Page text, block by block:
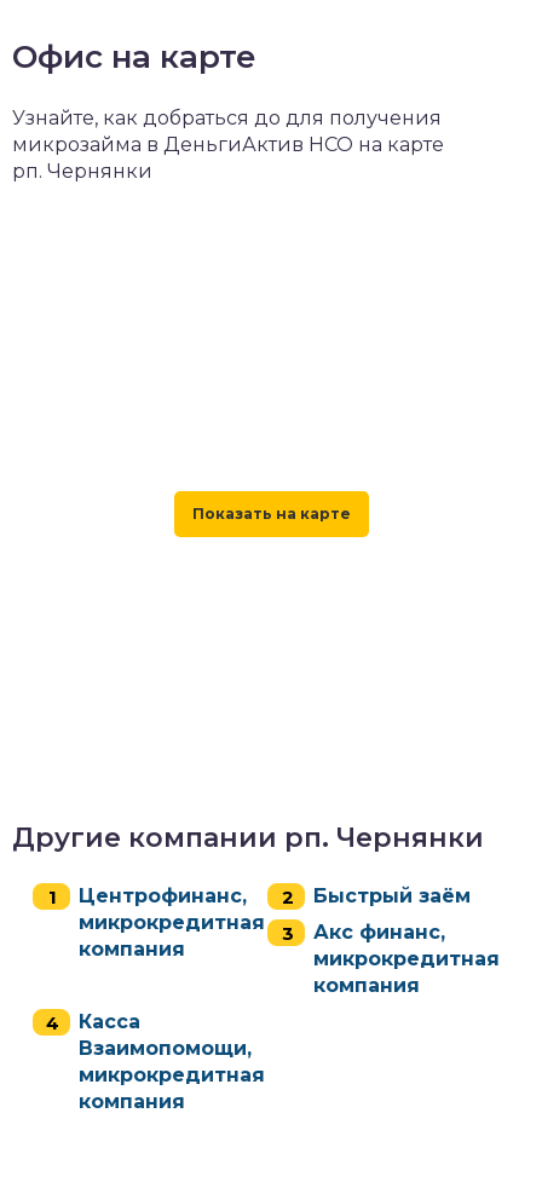
Офис на карте
Узнайте, как добраться до для получения
микрозайма в ДеньгиАктив НСО на карте
рп. Чернянки
Другие компании рп. Чернянки
Центрофинанс,
микрокредитная
компания
Быстрый заём
Акс финанс,
микрокредитная
компания
Касса
Взаимопомощи,
микрокредитная
компания